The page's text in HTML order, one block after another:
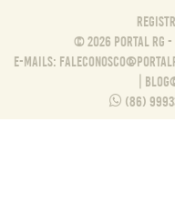
© 2026 Portal RG
E-MAILS:
(86)